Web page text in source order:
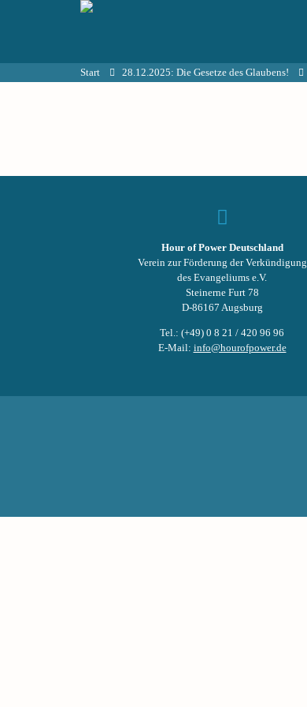
Start 28.12.2025: Die Gesetze des Glaubens!
Hour of Power Deutschland
Verein zur Förderung der Verkündigung
des Evangeliums e.V.
Steinerne Furt 78
D-86167 Augsburg
Tel.: (+49) 0 8 21 / 420 96 96
E-Mail: info@hourofpower.de